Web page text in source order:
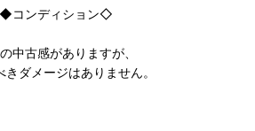
◆コンディション◇
中古感がありますが、
きダメージはありません。